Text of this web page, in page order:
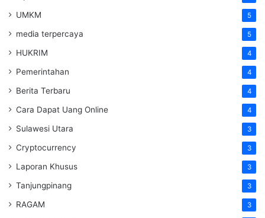
UMKM 5
media terpercaya 5
HUKRIM 4
Pemerintahan 4
Berita Terbaru 4
Cara Dapat Uang Online 4
Sulawesi Utara 3
Cryptocurrency 3
Laporan Khusus 3
Tanjungpinang 3
RAGAM 3